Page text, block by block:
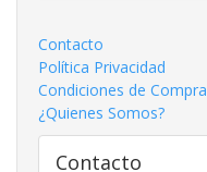
Contacto
Política Privacidad
Condiciones de Compra
¿Quienes Somos?
Contacto